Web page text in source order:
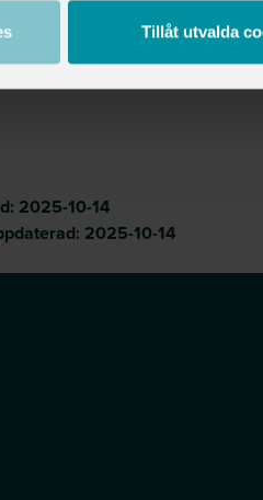
Tillåt utvalda
2025-10-14
2025-10-14